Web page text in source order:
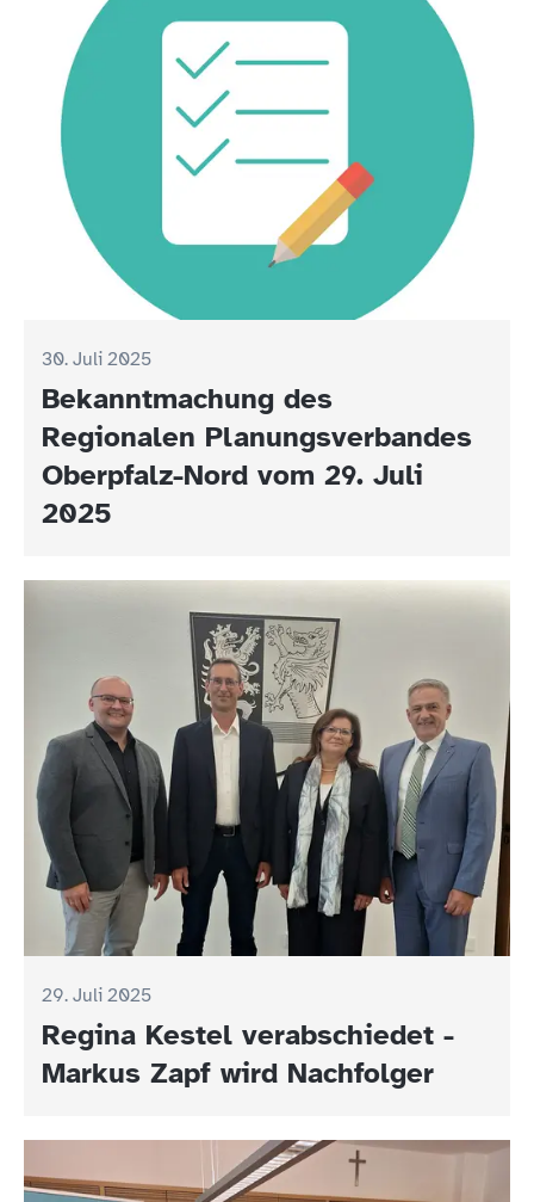
30. Juli 2025
Bekanntmachung des
Regionalen Planungsverbandes
Oberpfalz-Nord vom 29. Juli
2025
29. Juli 2025
Regina Kestel verabschiedet -
Markus Zapf wird Nachfolger